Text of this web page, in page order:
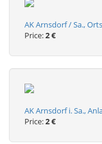
AK Arnsdorf / Sa.,
Price:2 €
AK Arnsdorf i. Sa.,
Price:2 €